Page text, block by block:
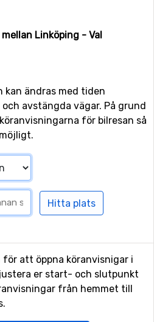
Linköping - Val
kan ändras med tiden
avstängda vägar. På grund
för bilresan så
för att öppna köranvisnigar i
justera er start- och slutpunkt
från hemmet till